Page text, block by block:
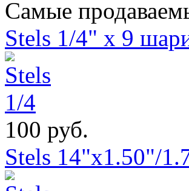
Самые
Stels 1/4" х 9
100 руб.
Stels 14"x1.50"/